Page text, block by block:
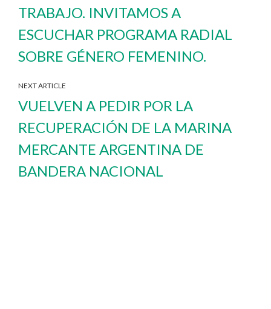
TRABAJO. INVITAMOS A
ESCUCHAR PROGRAMA RADIAL
SOBRE GÉNERO FEMENINO.
NEXT ARTICLE
VUELVEN A PEDIR POR LA
RECUPERACIÓN DE LA MARINA
MERCANTE ARGENTINA DE
BANDERA NACIONAL